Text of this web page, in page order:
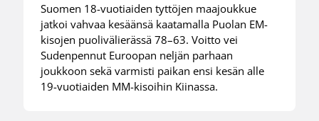
Suomen 18-vuotiaiden tyttöjen maajoukkue
jatkoi vahvaa kesäänsä kaatamalla Puolan EM-
kisojen puolivälierässä 78–63. Voitto vei
Sudenpennut Euroopan neljän parhaan
joukkoon sekä varmisti paikan ensi kesän alle
19-vuotiaiden MM-kisoihin Kiinassa.